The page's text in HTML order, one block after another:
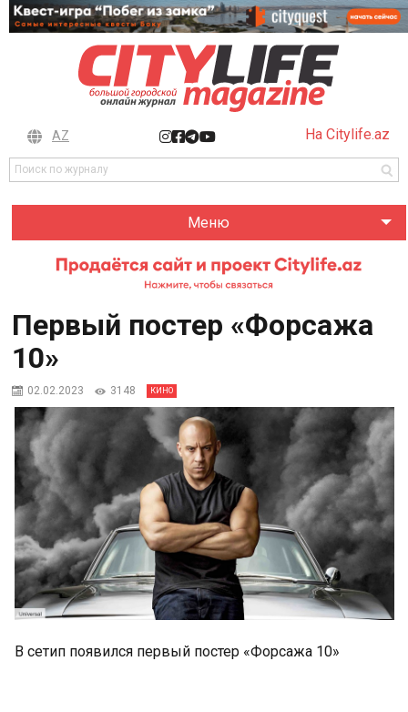
AZ На Citylife.az
Меню
Первый постер «Форсажа
10»
02.02.2023 3148 КИНО
В сетип появился первый постер «Форсажа 10»